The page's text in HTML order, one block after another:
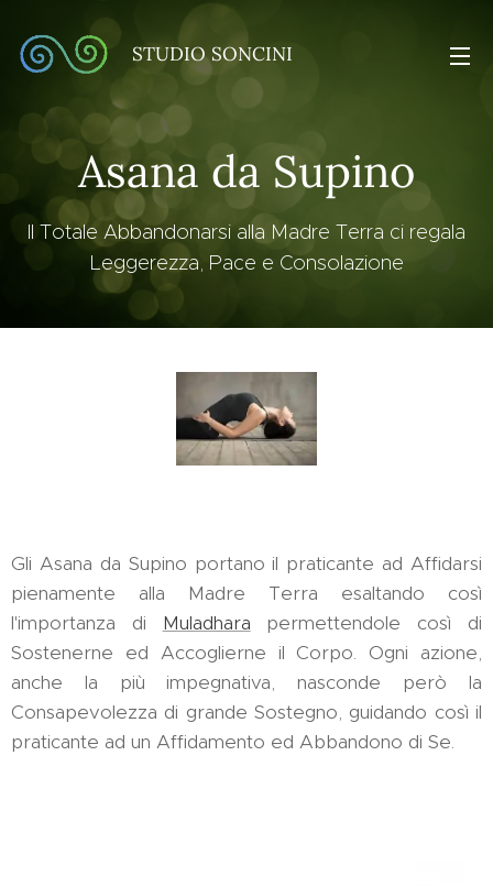
STUDIO SONCINI
Asana da Supino
Il Totale Abbandonarsi alla Madre Terra ci regala
Leggerezza, Pace e Consolazione
Gli Asana da Supino portano il praticante ad Affidarsi
pienamente alla Madre Terra esaltando così
l'importanza di Muladhara permettendole così di
Sostenerne ed Accoglierne il Corpo. Ogni azione,
anche la più impegnativa, nasconde però la
Consapevolezza di grande Sostegno, guidando così il
praticante ad un Affidamento ed Abbandono di Se.